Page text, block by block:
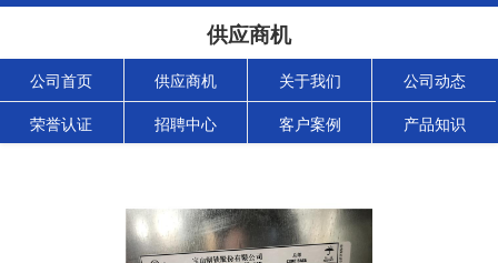
供应商机
公司首页 供应商机 关于我们 公司动态
荣誉认证 招聘中心 客户案例 产品知识